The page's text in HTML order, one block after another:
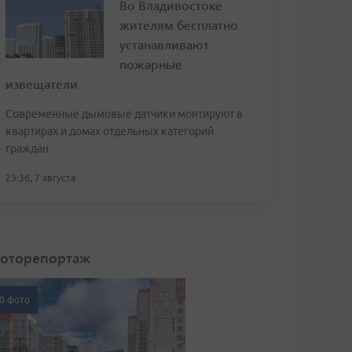
Во Владивостоке
жителям бесплатно
устанавливают
пожарные
извещатели
Современные дымовые датчики монтируют в
квартирах и домах отдельных категорий
граждан
23:36, 7 августа
фото